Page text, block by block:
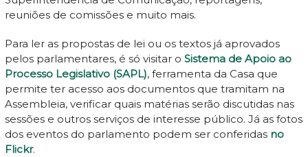
reuniões de comissões e muito mais.
Para ler as propostas de lei ou os textos já aprovados
pelos parlamentares, é só visitar o Sistema de Apoio ao
Processo Legislativo (SAPL), ferramenta da Casa que
permite ter acesso aos documentos que tramitam na
Assembleia, verificar quais matérias serão discutidas nas
sessões e outros serviços de interesse público. Já as fotos
dos eventos do parlamento podem ser conferidas no
Flickr.